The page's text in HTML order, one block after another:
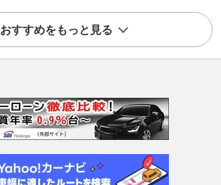
おすすめをもっと見る